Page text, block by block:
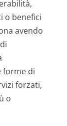
o benefici
avendo
forme di
forzati,
o